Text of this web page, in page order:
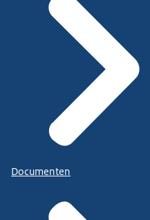
Documenten